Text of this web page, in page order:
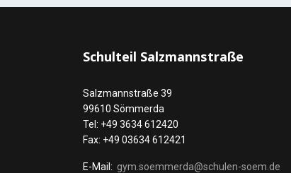
Schulteil Salzmannstraße
Salzmannstraße 39
99610 Sömmerda
Tel: +49 3634 612420
Fax: +49 03634 612421
E-Mail: gym.soemmerda@schulen-soem.de